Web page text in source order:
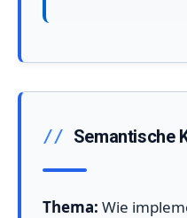
Semantische
Thema: Wie